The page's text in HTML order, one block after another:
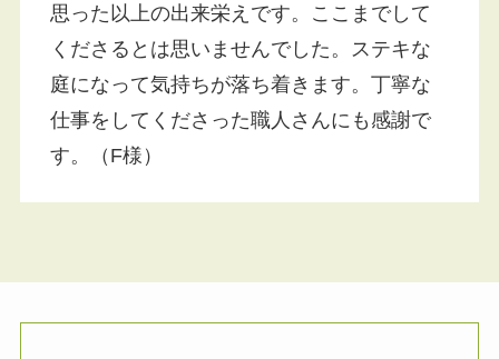
思った以上の出来栄えです。ここまでして
くださるとは思いませんでした。ステキな
庭になって気持ちが落ち着きます。丁寧な
仕事をしてくださった職人さんにも感謝で
す。（F様）